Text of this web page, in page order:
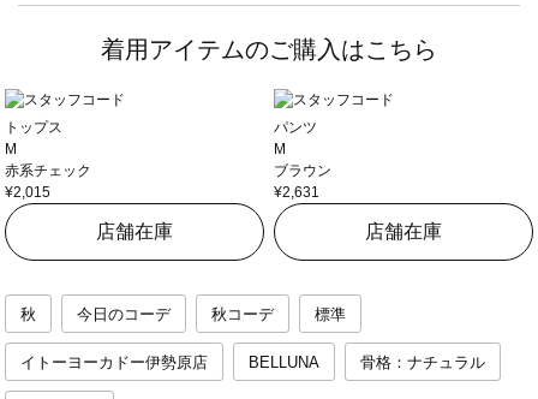
着用アイテムのご購入はこちら
トップス
M
赤系チェック
¥2,015
店舗在庫
パンツ
M
ブラウン
¥2,631
店舗在庫
秋 今日のコーデ 秋コーデ 標準
イトーヨーカドー伊勢原店 BELLUNA 骨格：ナチュラル